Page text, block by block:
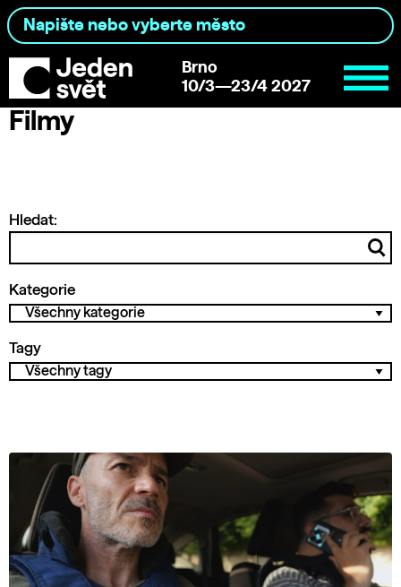
Brno
10/3—23/4 2027
Filmy
Hledat:
Kategorie
Tagy